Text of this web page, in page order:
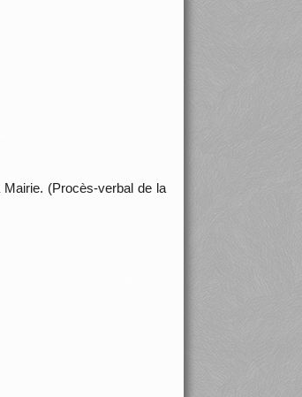
(Procès-verbal de la